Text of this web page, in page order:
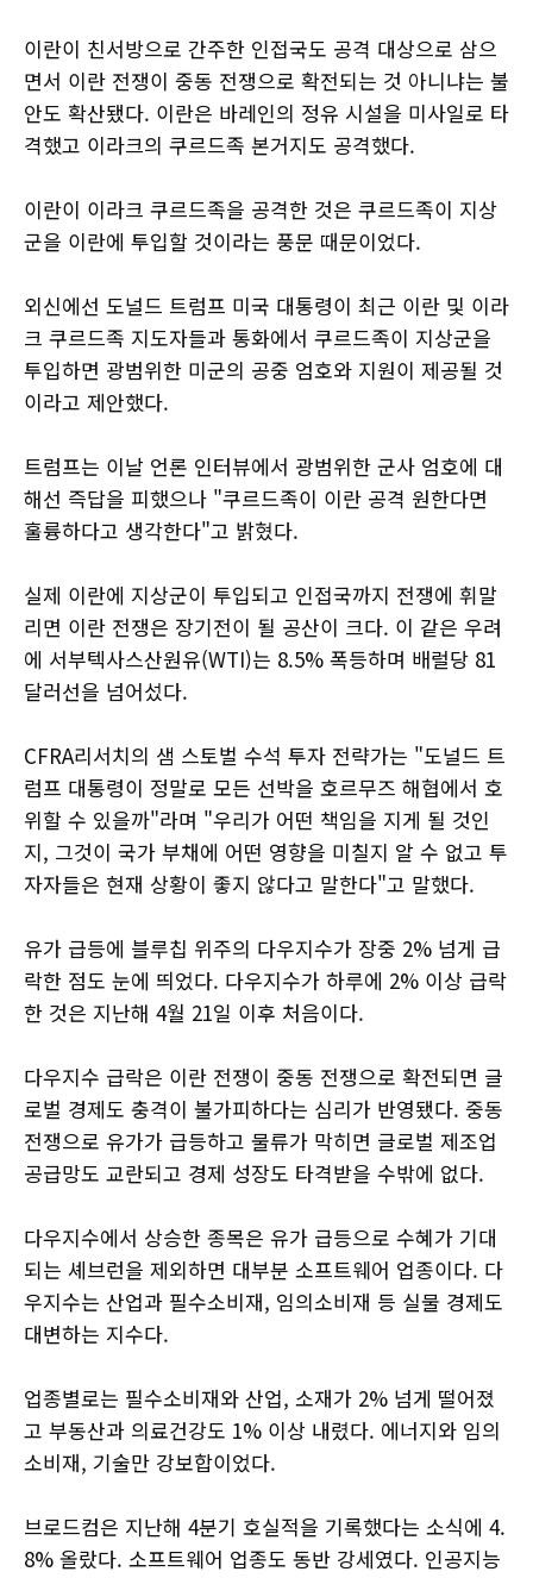
이란이 친서방으로 간주한 인접국도 공격 대상으로 삼으
면서 이란 전쟁이 중동 전쟁으로 확전되는 것 아니냐는 불
안도 확산됐다. 이란은 바레인의 정유 시설을 미사일로 타
격했고 이라크의 쿠르드족 본거지도 공격했다.
이란이 이라크 쿠르드족을 공격한 것은 쿠르드족이 지상
군을 이란에 투입할 것이라는 풍문 때문이었다.
외신에선 도널드 트럼프 미국 대통령이 최근 이란 및 이라
크 쿠르드족 지도자들과 통화에서 쿠르드족이 지상군을
투입하면 광범위한 미군의 공중 엄호와 지원이 제공될 것
이라고 제안했다.
트럼프는 이날 언론 인터뷰에서 광범위한 군사 엄호에 대
해선 즉답을 피했으나 "쿠르드족이 이란 공격 원한다면
훌륭하다고 생각한다"고 밝혔다.
실제 이란에 지상군이 투입되고 인접국까지 전쟁에 휘말
리면 이란 전쟁은 장기전이 될 공산이 크다. 이 같은 우려
에 서부텍사스산원유(WTI)는 8.5% 폭등하며 배럴당 81
달러선을 넘어섰다.
CFRA리서치의 샘 스토벌 수석 투자 전략가는 "도널드 트
럼프 대통령이 정말로 모든 선박을 호르무즈 해협에서 호
위할 수 있을까"라며 "우리가 어떤 책임을 지게 될 것인
지, 그것이 국가 부채에 어떤 영향을 미칠지 알 수 없고 투
자자들은 현재 상황이 좋지 않다고 말한다"고 말했다.
유가 급등에 블루칩 위주의 다우지수가 장중 2% 넘게 급
락한 점도 눈에 띄었다. 다우지수가 하루에 2% 이상 급락
한 것은 지난해 4월 21일 이후 처음이다.
다우지수 급락은 이란 전쟁이 중동 전쟁으로 확전되면 글
로벌 경제도 충격이 불가피하다는 심리가 반영됐다. 중동
전쟁으로 유가가 급등하고 물류가 막히면 글로벌 제조업
공급망도 교란되고 경제 성장도 타격받을 수밖에 없다.
다우지수에서 상승한 종목은 유가 급등으로 수혜가 기대
되는 셰브런을 제외하면 대부분 소프트웨어 업종이다. 다
우지수는 산업과 필수소비재, 임의소비재 등 실물 경제도
대변하는 지수다.
업종별로는 필수소비재와 산업, 소재가 2% 넘게 떨어졌
고 부동산과 의료건강도 1% 이상 내렸다. 에너지와 임의
소비재, 기술만 강보합이었다.
브로드컴은 지난해 4분기 호실적을 기록했다는 소식에 4.
8% 올랐다. 소프트웨어 업종도 동반 강세였다. 인공지능